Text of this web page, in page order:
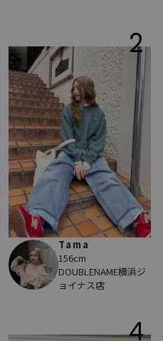
2
Tama
156cm
DOUBLENAME横浜ジ
ョイナス店
4